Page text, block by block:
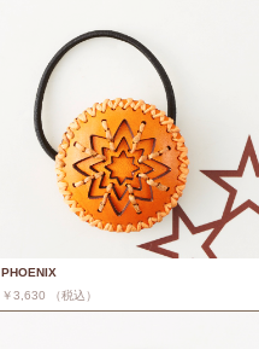
PHOENIX
￥3,630 （税込）